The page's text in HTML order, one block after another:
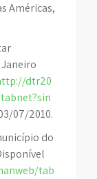
Américas,
dtr20
07/2010.
do
tab